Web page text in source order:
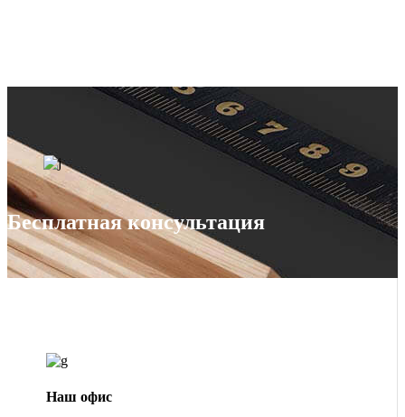
Бесплатная консультация
Наш офис